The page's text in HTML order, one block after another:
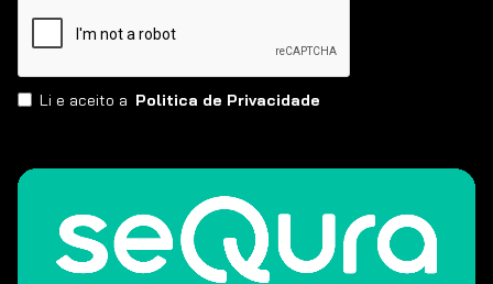
Li e aceito a Politica de Privacidade